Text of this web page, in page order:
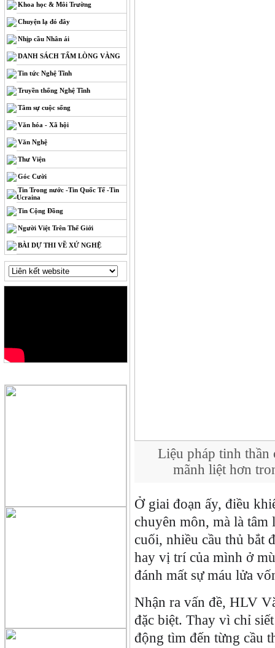
Khoa học & Môi Trường
Chuyện lạ đó đây
Nhịp cầu Nhân ái
DANH SÁCH TẤM LÒNG VÀNG
Tin tức Nghệ Tĩnh
Truyền thống Nghệ Tĩnh
Tâm sự cuộc sống
Văn hóa - Xã hội
Văn Nghệ
Thư Viện
Góc Cười
Tin Trong nước -Tin Quốc Tế -Tin
Ucraina
Tin Cộng Đồng
Người Việt Trên Thế Giới
BÀI DỰ THI VỀ XỨ NGHỆ
Liệu pháp tinh
mãnh liệt hơn
Ở giai đoạn ấy, điều
chuyên môn, mà là
cuối, nhiều cầu thủ bắt
hay vị trí của mình ở
đánh mất sự máu lửa
Nhận ra vấn đề, HLV
đặc biệt. Thay vì chỉ
động tìm đến từng cầu